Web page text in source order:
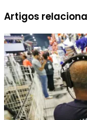
Artigos